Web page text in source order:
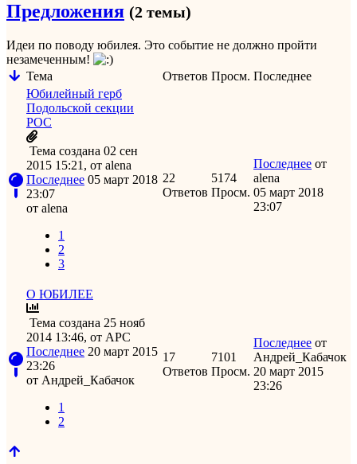
Предложения (2 темы)
Идеи по поводу юбилея. Это событие не должно пройти
незамеченным!
Тема
Ответов Просм. Последнее
Юбилейный герб
Подольской секции
РОС
Тема создана 02 сен
2015 15:21, от alena
Последнее 05 март 2018
23:07
от alena
1
2
3
22
Ответов
5174
Просм.
Последнее от
alena
05 март 2018
23:07
О ЮБИЛЕЕ
Тема создана 25 нояб
2014 13:46, от APC
Последнее 20 март 2015
23:26
от Андрей_Кабачок
1
2
17
Ответов
7101
Просм.
Последнее от
Андрей_Кабачок
20 март 2015
23:26